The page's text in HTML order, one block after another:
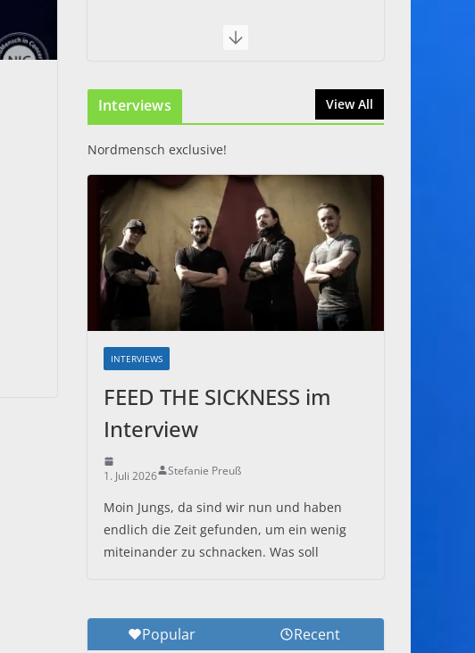
Interviews View All
Nordmensch exclusive!
INTERVIEWS
FEED THE SICKNESS im
Interview
1. Juli 2026 Stefanie Preuß
Moin Jungs, da sind wir nun und haben
endlich die Zeit gefunden, um ein wenig
miteinander zu schnacken. Was soll
Popular Recent